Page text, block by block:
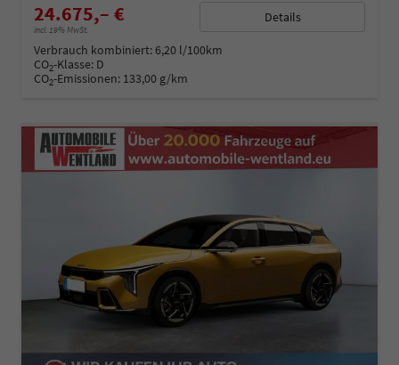
24.675,– €
incl. 19% MwSt.
Details
Verbrauch kombiniert:6,20 l/100km
CO2-Klasse: D
CO2-Emissionen: 133,00 g/km